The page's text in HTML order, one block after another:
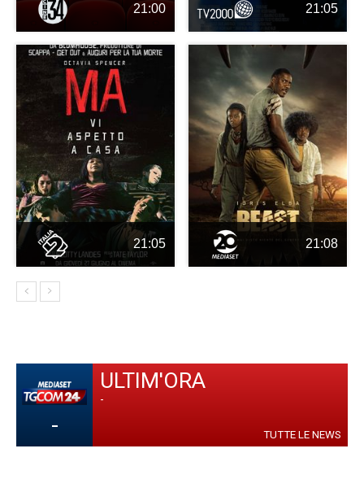
21:00 21:05
21:05 21:08
-
ULTIM'ORA
-
TUTTE LE NEWS